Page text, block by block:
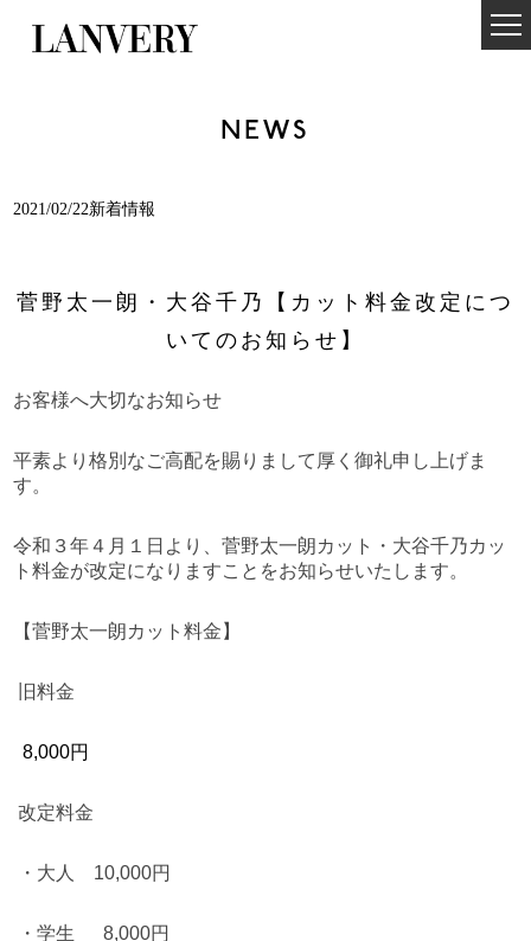
NEWS
2021/02/22新着情報
菅野太一朗・大谷千乃【カット料金改定につ
いてのお知らせ】
お客様へ大切なお知らせ
平素より格別なご高配を賜りまして厚く御礼申し上げま
す。
令和３年４月１日より、菅野太一朗カット・大谷千乃カッ
ト料金が改定になりますことをお知らせいたします。
【菅野太一朗カット料金】
旧料金
8,000円
改定料金
・大人 10,000円
・学生 8,000円